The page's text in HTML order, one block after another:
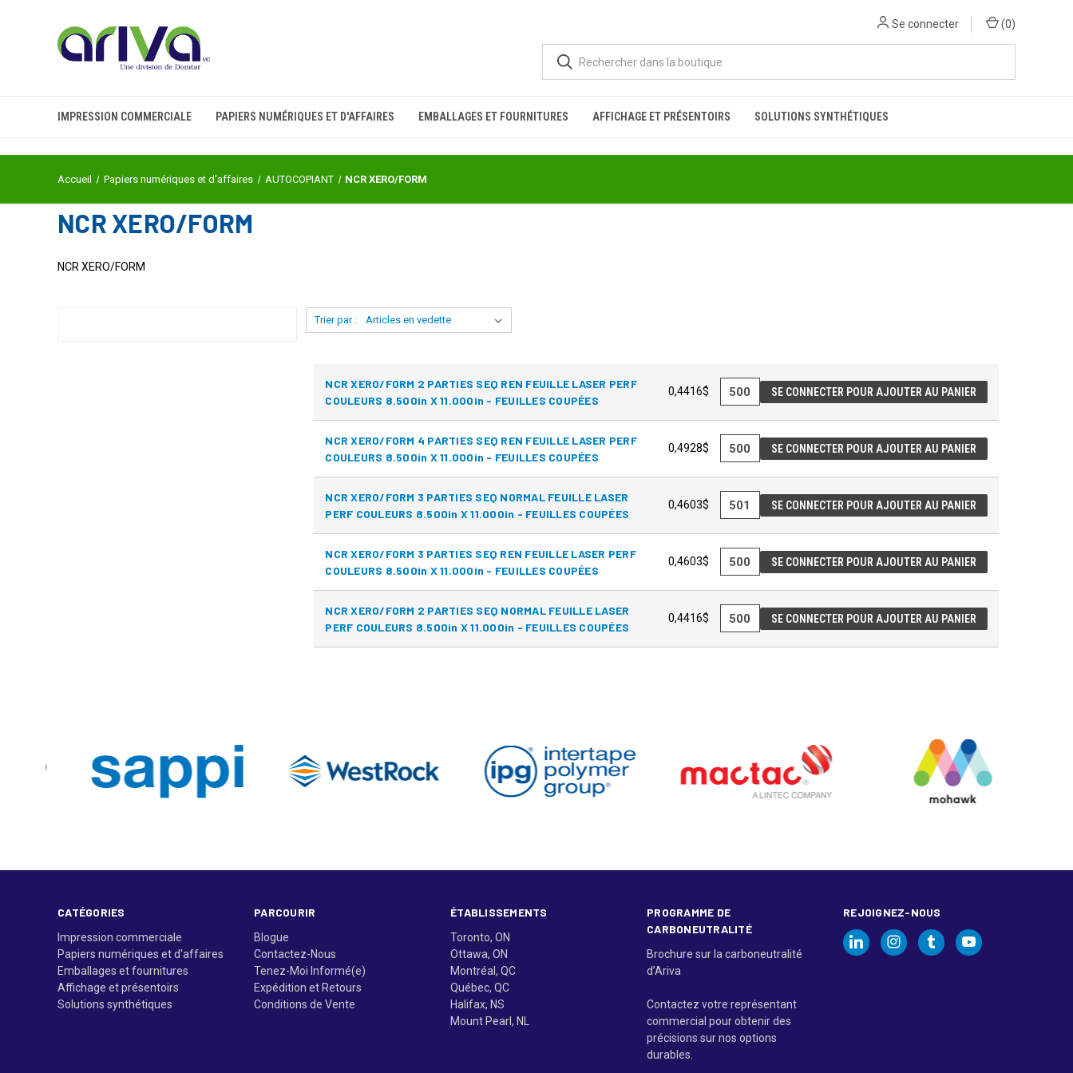
Se connecter (0)
IMPRESSION COMMERCIALE PAPIERS NUMÉRIQUES ET D'AFFAIRES EMBALLAGES ET FOURNITURES AFFICHAGE ET PRÉSENTOIRS SOLUTIONS SYNTHÉTIQUES
Accueil Papiers numériques et d'affaires AUTOCOPIANT NCR XERO/FORM
NCR XERO/FORM
NCR XERO/FORM
Trier par :
NCR XERO/FORM 2 PARTIES SEQ REN FEUILLE LASER PERF
COULEURS 8.500in X 11.000in - FEUILLES COUPÉES
0,4416$ SE CONNECTER POUR AJOUTER AU PANIER
NCR XERO/FORM 4 PARTIES SEQ REN FEUILLE LASER PERF
COULEURS 8.500in X 11.000in - FEUILLES COUPÉES
0,4928$ SE CONNECTER POUR AJOUTER AU PANIER
NCR XERO/FORM 3 PARTIES SEQ NORMAL FEUILLE LASER
PERF COULEURS 8.500in X 11.000in - FEUILLES COUPÉES
0,4603$ SE CONNECTER POUR AJOUTER AU PANIER
NCR XERO/FORM 3 PARTIES SEQ REN FEUILLE LASER PERF
COULEURS 8.500in X 11.000in - FEUILLES COUPÉES
0,4603$ SE CONNECTER POUR AJOUTER AU PANIER
NCR XERO/FORM 2 PARTIES SEQ NORMAL FEUILLE LASER
PERF COULEURS 8.500in X 11.000in - FEUILLES COUPÉES
0,4416$ SE CONNECTER POUR AJOUTER AU PANIER
CATÉGORIES
Impression commerciale
Papiers numériques et d'affaires
Emballages et fournitures
Affichage et présentoirs
Solutions synthétiques
PARCOURIR
Blogue
Contactez-Nous
Tenez-Moi Informé(e)
Expédition et Retours
Conditions de Vente
ÉTABLISSEMENTS
Toronto, ON
Ottawa, ON
Montréal, QC
Québec, QC
Halifax, NS
Mount Pearl, NL
PROGRAMME DE
CARBONEUTRALITÉ
Brochure sur la carboneutralité
d’Ariva
Contactez votre représentant
commercial pour obtenir des
précisions sur nos options
durables.
REJOIGNEZ-NOUS